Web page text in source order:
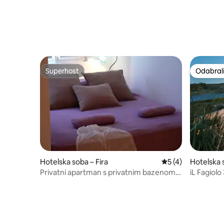
Superhost
Superhost
Hotelska soba – Fira Prosječna
5 (4)
Privatni apartman s privatnim bazenom i
Hotelska
iL